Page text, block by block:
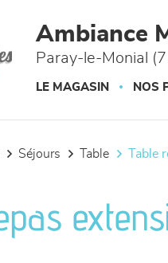
Ambiance
Paray-le-Monial
LE MAGASIN NOS
séjours table table